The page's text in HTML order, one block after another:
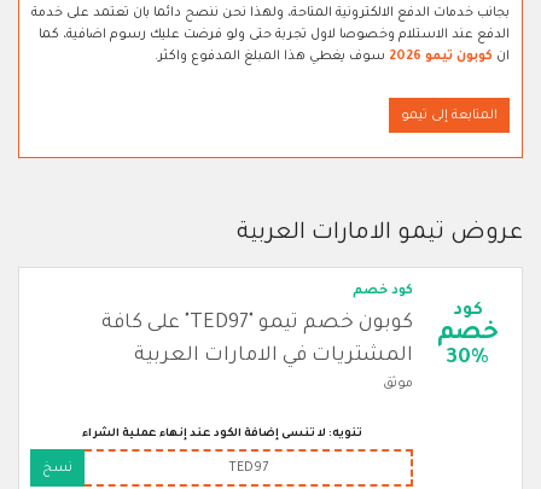
بجانب خدمات الدفع الالكترونية المتاحة، ولهذا نحن ننصح دائما بان تعتمد على خدمة
الدفع عند الاستلام وخصوصا لاول تجربة حتى ولو فرضت عليك رسوم اضافية، كما
ان كوبون تيمو 2026 سوف يغطي هذا المبلغ المدفوع واكثر.
المتابعة إلى تيمو
عروض تيمو الامارات العربية
كود
خصم
30%
كود خصم
كوبون خصم تيمو "TED97" على كافة
المشتريات في الامارات العربية
موثق
تنويه: لا تنسى إضافة الكود عند إنهاء عملية الشراء
TED97 نسخ